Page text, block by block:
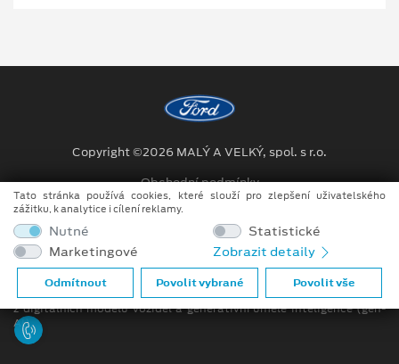
Copyright ©2026 MALÝ A VELKÝ, spol. s r.o.
Obchodní podmínky
Ochrana osobních údajů
Prohlášení o zpracování údajů konečných zákazníků
Při tvorbě videí a obrázků na tomto webu je využíváno kombinace
tradičních fotografií či videí, počítačem generovaných snímků (CGI)
z digitálních modelů vozidel a generativní umělé inteligence (gen-
AI).
Tato stránka používá cookies, které slouží pro zlepšení uživatelského
zážitku, k analytice i cílení reklamy.
Nutné
Statistické
Marketingové
Zobrazit detaily
Odmítnout Povolit vybrané Povolit vše